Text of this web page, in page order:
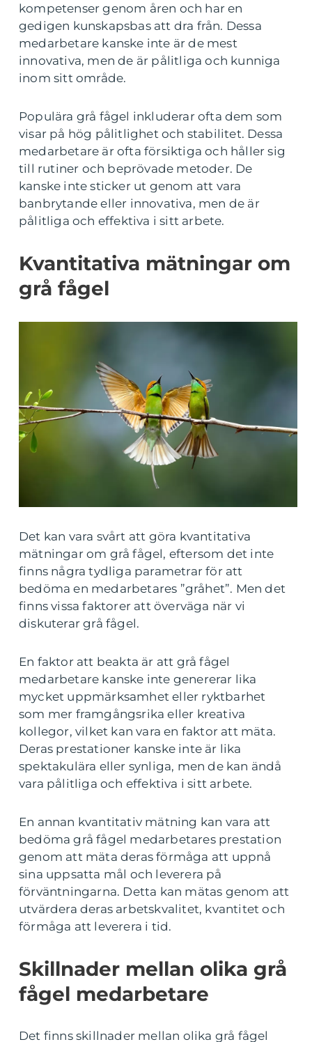
kompetenser genom åren och har en
gedigen kunskapsbas att dra från. Dessa
medarbetare kanske inte är de mest
innovativa, men de är pålitliga och kunniga
inom sitt område.
Populära grå fågel inkluderar ofta dem som
visar på hög pålitlighet och stabilitet. Dessa
medarbetare är ofta försiktiga och håller sig
till rutiner och beprövade metoder. De
kanske inte sticker ut genom att vara
banbrytande eller innovativa, men de är
pålitliga och effektiva i sitt arbete.
Kvantitativa mätningar om
grå fågel
Det kan vara svårt att göra kvantitativa
mätningar om grå fågel, eftersom det inte
finns några tydliga parametrar för att
bedöma en medarbetares ”gråhet”. Men det
finns vissa faktorer att överväga när vi
diskuterar grå fågel.
En faktor att beakta är att grå fågel
medarbetare kanske inte genererar lika
mycket uppmärksamhet eller ryktbarhet
som mer framgångsrika eller kreativa
kollegor, vilket kan vara en faktor att mäta.
Deras prestationer kanske inte är lika
spektakulära eller synliga, men de kan ändå
vara pålitliga och effektiva i sitt arbete.
En annan kvantitativ mätning kan vara att
bedöma grå fågel medarbetares prestation
genom att mäta deras förmåga att uppnå
sina uppsatta mål och leverera på
förväntningarna. Detta kan mätas genom att
utvärdera deras arbetskvalitet, kvantitet och
förmåga att leverera i tid.
Skillnader mellan olika grå
fågel medarbetare
Det finns skillnader mellan olika grå fågel